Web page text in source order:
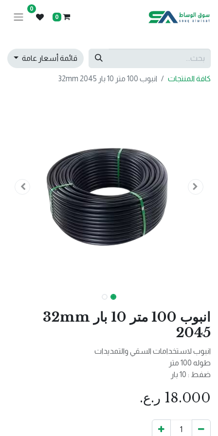
0
0
قائمة أسعار عامة
كافة المنتجات انبوب 100 متر 10 بار 32mm 2045
انبوب 100 متر 10 بار 32mm
2045
انبوب لاستخدامات السقي والتمديدات
طوله 100 متر
ضفط : 10 بار
18.000 ر.ع.